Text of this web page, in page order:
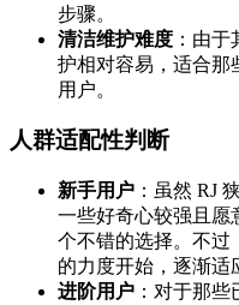
步骤。
清洁维护难度 ：由
护相对容易，适合那
用户。
人群适配性判断
新手用户 ：虽然 RJ
一些好奇心较强且愿
个不错的选择。不过
的力度开始，逐渐适
进阶用户 ：对于那